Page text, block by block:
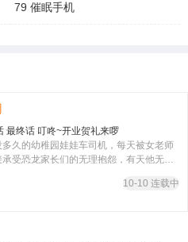
79 催眠手机
第56话 最终话 叮咚~开业贺礼来啰
久的幼稚园娃娃车司机，每天被女老师
受恐龙家长们的无理抱怨，有天他无意
10-10 连载中